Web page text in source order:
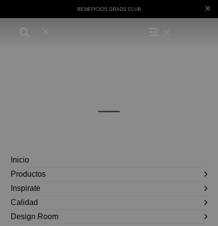
BENEFICIOS GRADS CLUB
Inicio
Productos
Inspirate
Calidad
Design Room